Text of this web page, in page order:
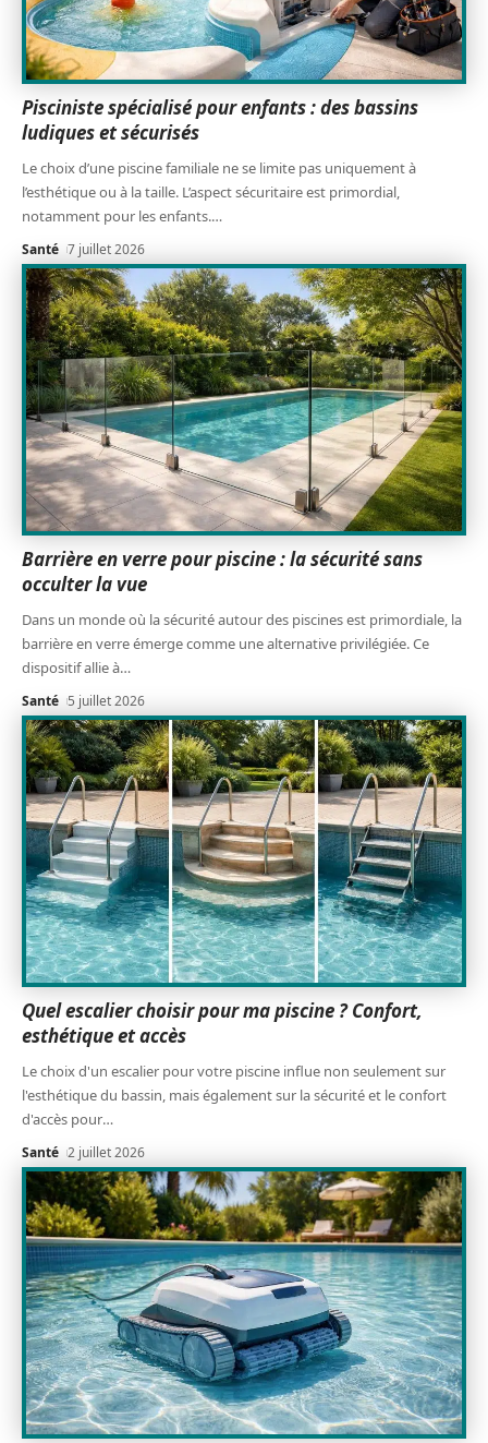
Pisciniste spécialisé pour enfants : des bassins
ludiques et sécurisés
Le choix d’une piscine familiale ne se limite pas uniquement à
l’esthétique ou à la taille. L’aspect sécuritaire est primordial,
notamment pour les enfants.…
Santé 7 juillet 2026
Barrière en verre pour piscine : la sécurité sans
occulter la vue
Dans un monde où la sécurité autour des piscines est primordiale, la
barrière en verre émerge comme une alternative privilégiée. Ce
dispositif allie à…
Santé 5 juillet 2026
Quel escalier choisir pour ma piscine ? Confort,
esthétique et accès
Le choix d'un escalier pour votre piscine influe non seulement sur
l'esthétique du bassin, mais également sur la sécurité et le confort
d'accès pour…
Santé 2 juillet 2026